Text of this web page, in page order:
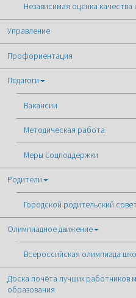
Независимая оценка качества
Управление
Профориентация
Педагоги
Вакансии
Методическая работа
Меры соцподдержки
Родители
Городской родительский совет
Олимпиадное движение
Всероссийская олимпиада
Доска почёта лучших работников
образования